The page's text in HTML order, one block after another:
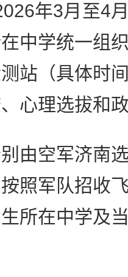
年3月至4月
中学统一组
站（具体时
心理选拔和
空军济南选
照军队招收
所在中学及